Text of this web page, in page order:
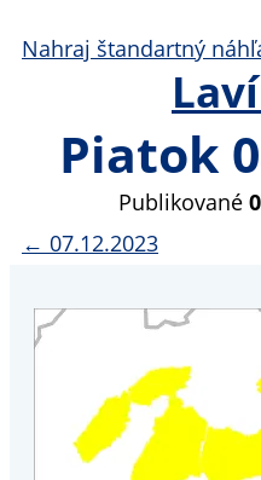
Nahraj štandartný
Piatok
Publikované
← 07.12.2023